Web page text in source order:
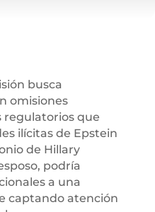
busca
omisiones
regulatorios que
ilícitas de Epstein
de Hillary
podría
a una
captando atención